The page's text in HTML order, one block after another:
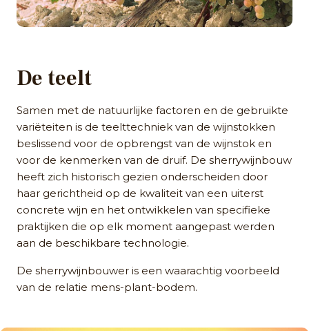
De teelt
Samen met de natuurlijke factoren en de gebruikte
variëteiten is de teelttechniek van de wijnstokken
beslissend voor de opbrengst van de wijnstok en
voor de kenmerken van de druif. De sherrywijnbouw
heeft zich historisch gezien onderscheiden door
haar gerichtheid op de kwaliteit van een uiterst
concrete wijn en het ontwikkelen van specifieke
praktijken die op elk moment aangepast werden
aan de beschikbare technologie.
De sherrywijnbouwer is een waarachtig voorbeeld
van de relatie mens-plant-bodem.